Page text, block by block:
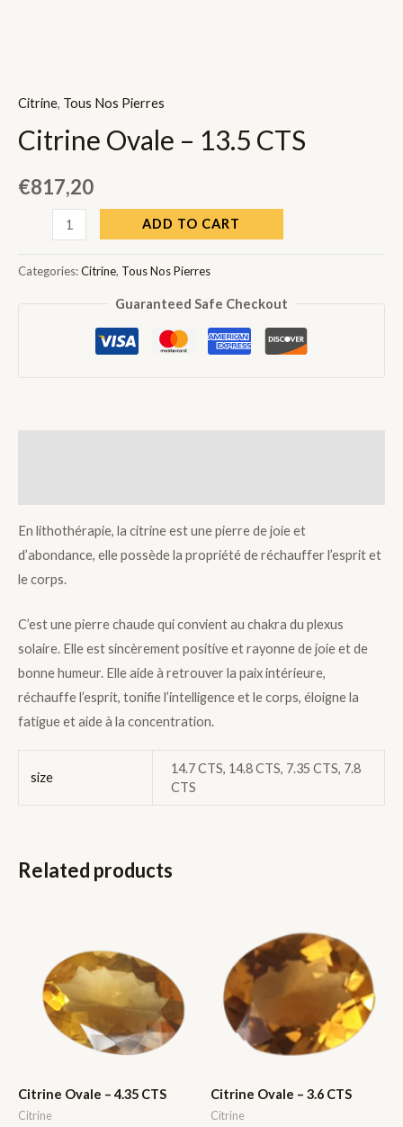
Citrine, Tous Nos Pierres
Citrine Ovale – 13.5 CTS
€817,20
-
ADD TO CART
Categories:Citrine, Tous Nos Pierres
Guaranteed Safe Checkout
En lithothérapie, la citrine est une pierre de joie et
d’abondance, elle possède la propriété de réchauffer l’esprit et
le corps.
C’est une pierre chaude qui convient au chakra du plexus
solaire. Elle est sincèrement positive et rayonne de joie et de
bonne humeur. Elle aide à retrouver la paix intérieure,
réchauffe l’esprit, tonifie l’intelligence et le corps, éloigne la
fatigue et aide à la concentration.
size
14.7 CTS, 14.8 CTS, 7.35 CTS, 7.8
CTS
Related products
Citrine Ovale – 4.35 CTS
Citrine
Citrine Ovale – 3.6 CTS
Citrine